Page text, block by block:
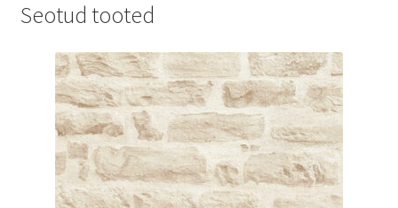
Seotud tooted